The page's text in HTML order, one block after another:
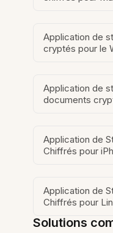
Application de
cryptés pour le
Application de
documents
Application de
Chiffrés pour
Application de
Chiffrés pour
Solutions